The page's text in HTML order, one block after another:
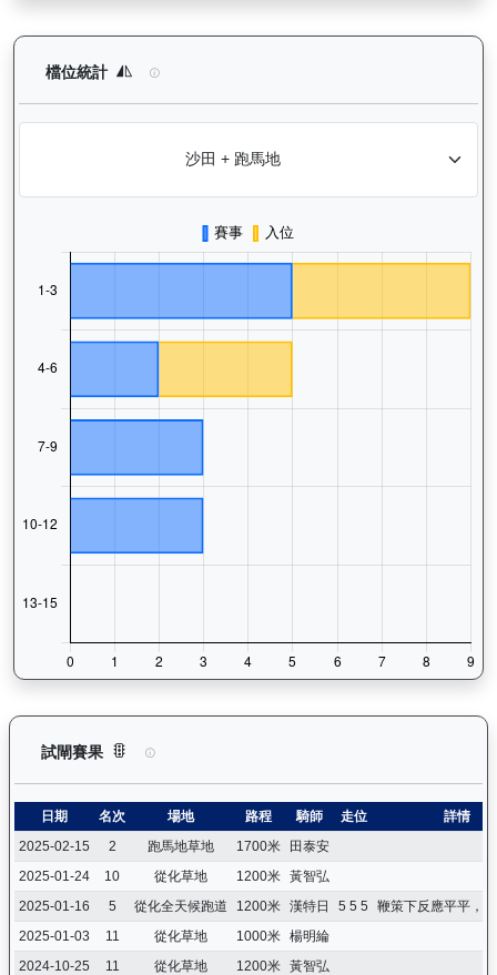
檔位統計 中華英雄（G402）— 檔位統計分析：查看馬匹
試閘賽果 中華英雄（G402）— 試閘賽果紀錄：查看馬匹
日期 名次 場地 路程 騎師 走位
詳情
2025-02-15
2 跑馬地草地 1700米
田泰安
2025-01-24
10 從化草地 1200米 黃智弘
2025-01-16
5 從化全天候跑道 1200米 漢特日 5 5 5
鞭策下反應平平，
2025-01-03
11 從化草地 1000米 楊明綸
2024-10-25
11 從化草地 1200米 黃智弘